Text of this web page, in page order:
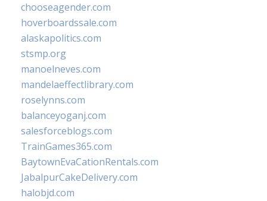
chooseagender.com
hoverboardssale.com
alaskapolitics.com
stsmp.org
manoelneves.com
mandelaeffectlibrary.com
roselynns.com
balanceyoganj.com
salesforceblogs.com
TrainGames365.com
BaytownEvaCationRentals.com
JabalpurCakeDelivery.com
halobjd.com